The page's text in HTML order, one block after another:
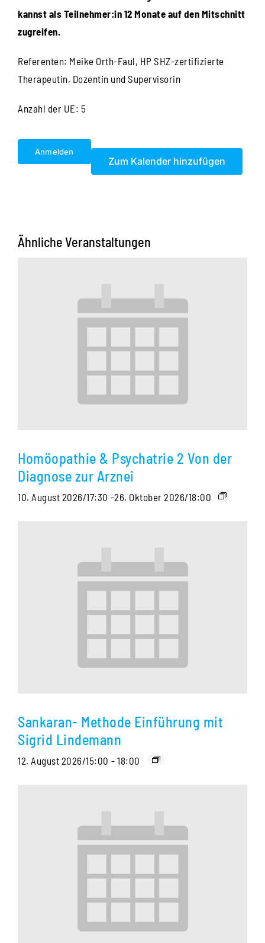
kannst als Teilnehmer:in 12 Monate auf den Mitschnitt
zugreifen.
Referenten: Meike Orth-Faul, HP SHZ-zertifizierte
Therapeutin, Dozentin und Supervisorin
Anzahl der UE: 5
Anmelden
Zum Kalender hinzufügen
Ähnliche Veranstaltungen
Homöopathie & Psychatrie 2 Von der
Diagnose zur Arznei
10. August 2026/17:30 -26. Oktober 2026/18:00
Sankaran- Methode Einführung mit
Sigrid Lindemann
12. August 2026/15:00 - 18:00